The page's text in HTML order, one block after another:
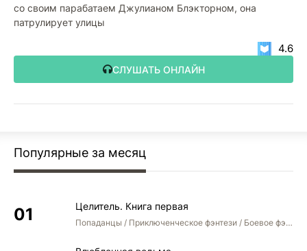
со своим парабатаем Джулианом Блэкторном, она
патрулирует улицы
СЛУШАТЬ ОНЛАЙН
4.6
Популярные за месяц
Целитель. Книга первая
Попаданцы / Приключенческое фэнтези / Боевое фэнтези